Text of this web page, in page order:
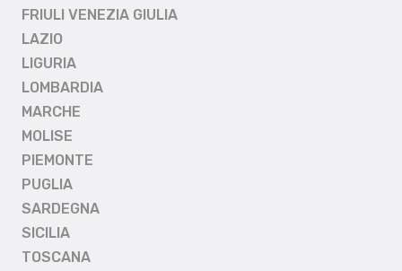
FRIULI VENEZIA GIULIA
LAZIO
LIGURIA
LOMBARDIA
MARCHE
MOLISE
PIEMONTE
PUGLIA
SARDEGNA
SICILIA
TOSCANA